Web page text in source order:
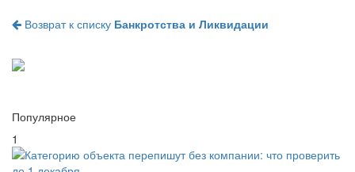
Возврат к списку Банкротства и Ликвидации
Популярное
1